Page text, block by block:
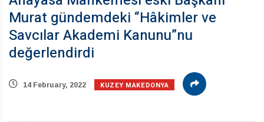
Murat gündemdeki “Hâkimler ve
Savcılar Akademi Kanunu”nu
değerlendirdi
14 February, 2022 KUZEY MAKEDONYA